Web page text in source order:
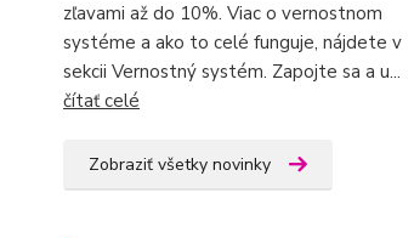
zľavami až do 10%. Viac o vernostnom
systéme a ako to celé funguje, nájdete v
sekcii Vernostný systém. Zapojte sa a u...
čítať celé
Zobraziť všetky novinky